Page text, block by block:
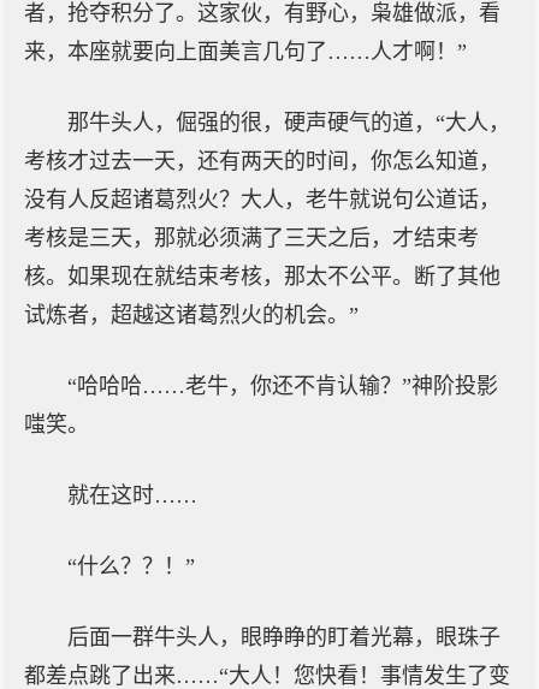
者，抢夺积分了。这家伙，有野心，枭雄做派，看
来，本座就要向上面美言几句了……人才啊！”
那牛头人，倔强的很，硬声硬气的道，“大人，
考核才过去一天，还有两天的时间，你怎么知道，
没有人反超诸葛烈火？大人，老牛就说句公道话，
考核是三天，那就必须满了三天之后，才结束考
核。如果现在就结束考核，那太不公平。断了其他
试炼者，超越这诸葛烈火的机会。”
“哈哈哈……老牛，你还不肯认输？”神阶投影
嗤笑。
就在这时……
“什么？？！”
后面一群牛头人，眼睁睁的盯着光幕，眼珠子
都差点跳了出来……“大人！您快看！事情发生了变